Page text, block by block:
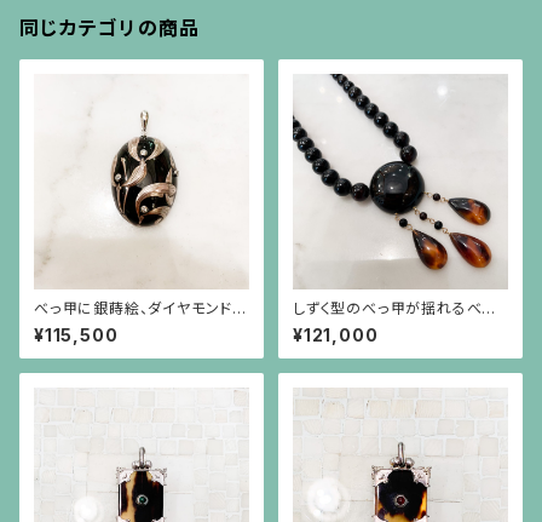
同じカテゴリの商品
べっ甲に銀蒔絵、ダイヤモンド、
ヤドリギのペンダント
¥115,500
しずく型のべっ甲が揺れるべっ
甲のネックレス
¥121,000